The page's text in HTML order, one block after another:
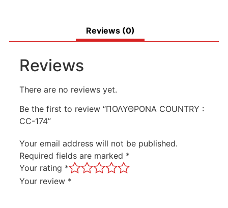
Reviews (0)
Reviews
There are no reviews yet.
Be the first to review “ΠΟΛΥΘΡΟΝΑ COUNTRY :
CC-174”
Your email address will not be published.
Required fields are marked *
Your rating *
Your review *